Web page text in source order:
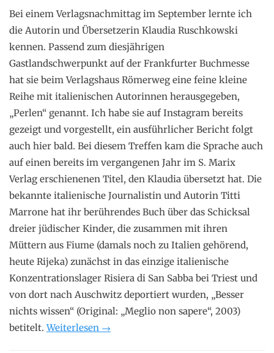
Bei einem Verlagsnachmittag im September lernte ich
die Autorin und Übersetzerin Klaudia Ruschkowski
kennen. Passend zum diesjährigen
Gastlandschwerpunkt auf der Frankfurter Buchmesse
hat sie beim Verlagshaus Römerweg eine feine kleine
Reihe mit italienischen Autorinnen herausgegeben,
„Perlen“ genannt. Ich habe sie auf Instagram bereits
gezeigt und vorgestellt, ein ausführlicher Bericht folgt
auch hier bald. Bei diesem Treffen kam die Sprache auch
auf einen bereits im vergangenen Jahr im S. Marix
Verlag erschienenen Titel, den Klaudia übersetzt hat. Die
bekannte italienische Journalistin und Autorin Titti
Marrone hat ihr berührendes Buch über das Schicksal
dreier jüdischer Kinder, die zusammen mit ihren
Müttern aus Fiume (damals noch zu Italien gehörend,
heute Rijeka) zunächst in das einzige italienische
Konzentrationslager Risiera di San Sabba bei Triest und
von dort nach Auschwitz deportiert wurden, „Besser
nichts wissen“ (Original: „Meglio non sapere“, 2003)
betitelt.Weiterlesen „Titti
→